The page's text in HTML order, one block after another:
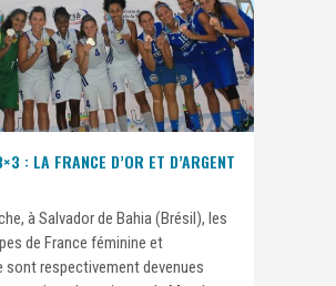
: LA FRANCE D’OR ET D’ARGENT
à Salvador de Bahia (Brésil), les
de France féminine et
sont respectivement devenues